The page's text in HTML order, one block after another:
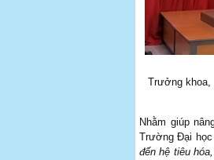
Trưởng khoa,
Nhằm giúp
Trường Đại học
đến hệ tiêu